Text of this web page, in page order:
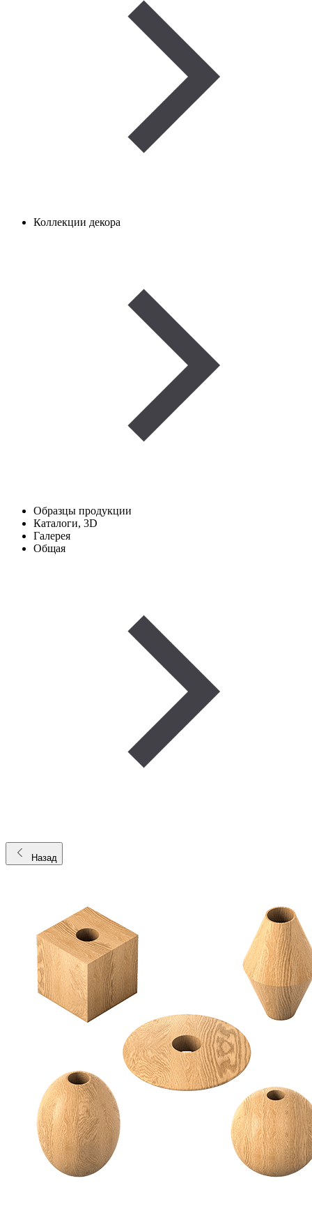
Коллекции декора
Образцы продукции
Каталоги, 3D
Галерея
Общая
Назад